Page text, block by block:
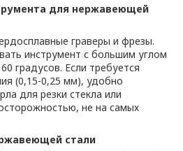
для нержавеющей
граверы и фрезы.
инструмент с большим углом
градусов. Если требуется
(0,15-0,25 мм), удобно
для резки стекла или
не на самых
стали